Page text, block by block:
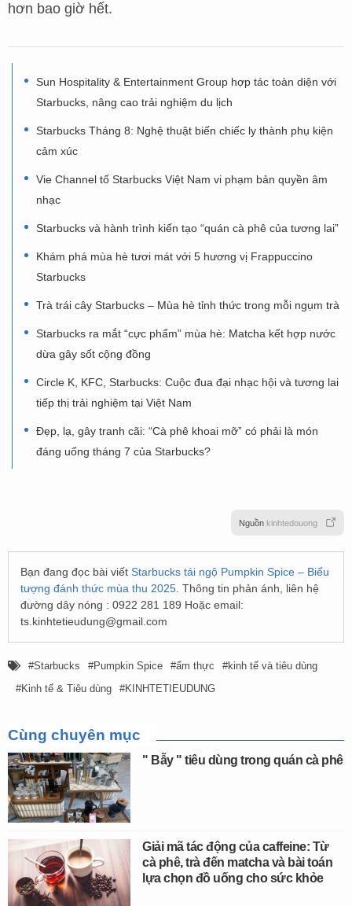
hơn bao giờ hết.
Sun Hospitality & Entertainment Group hợp tác toàn diện với
Starbucks, nâng cao trải nghiệm du lịch
Starbucks Tháng 8: Nghệ thuật biến chiếc ly thành phụ kiện
cảm xúc
Vie Channel tố Starbucks Việt Nam vi phạm bản quyền âm
nhạc
Starbucks và hành trình kiến tạo “quán cà phê của tương lai”
Khám phá mùa hè tươi mát với 5 hương vị Frappuccino
Starbucks
Trà trái cây Starbucks – Mùa hè tỉnh thức trong mỗi ngụm trà
Starbucks ra mắt “cực phẩm” mùa hè: Matcha kết hợp nước
dừa gây sốt cộng đồng
Circle K, KFC, Starbucks: Cuộc đua đại nhạc hội và tương lai
tiếp thị trải nghiệm tại Việt Nam
Đẹp, lạ, gây tranh cãi: “Cà phê khoai mỡ” có phải là món
đáng uống tháng 7 của Starbucks?
Nguồn kinhtedouong
Bạn đang đọc bài viết Starbucks tái ngộ Pumpkin Spice – Biểu
tượng đánh thức mùa thu 2025. Thông tin phản ánh, liên hệ
đường dây nóng : 0922 281 189 Hoặc email:
ts.kinhtetieudung@gmail.com
Starbucks Pumpkin Spice ẩm thực
kinh tế và tiêu dùng
Kinh tế & Tiêu dùng
KINHTETIEUDUNG
Cùng chuyên mục
" Bẫy " tiêu dùng trong quán cà phê
Giải mã tác động của caffeine: Từ
cà phê, trà đến matcha và bài toán
lựa chọn đồ uống cho sức khỏe